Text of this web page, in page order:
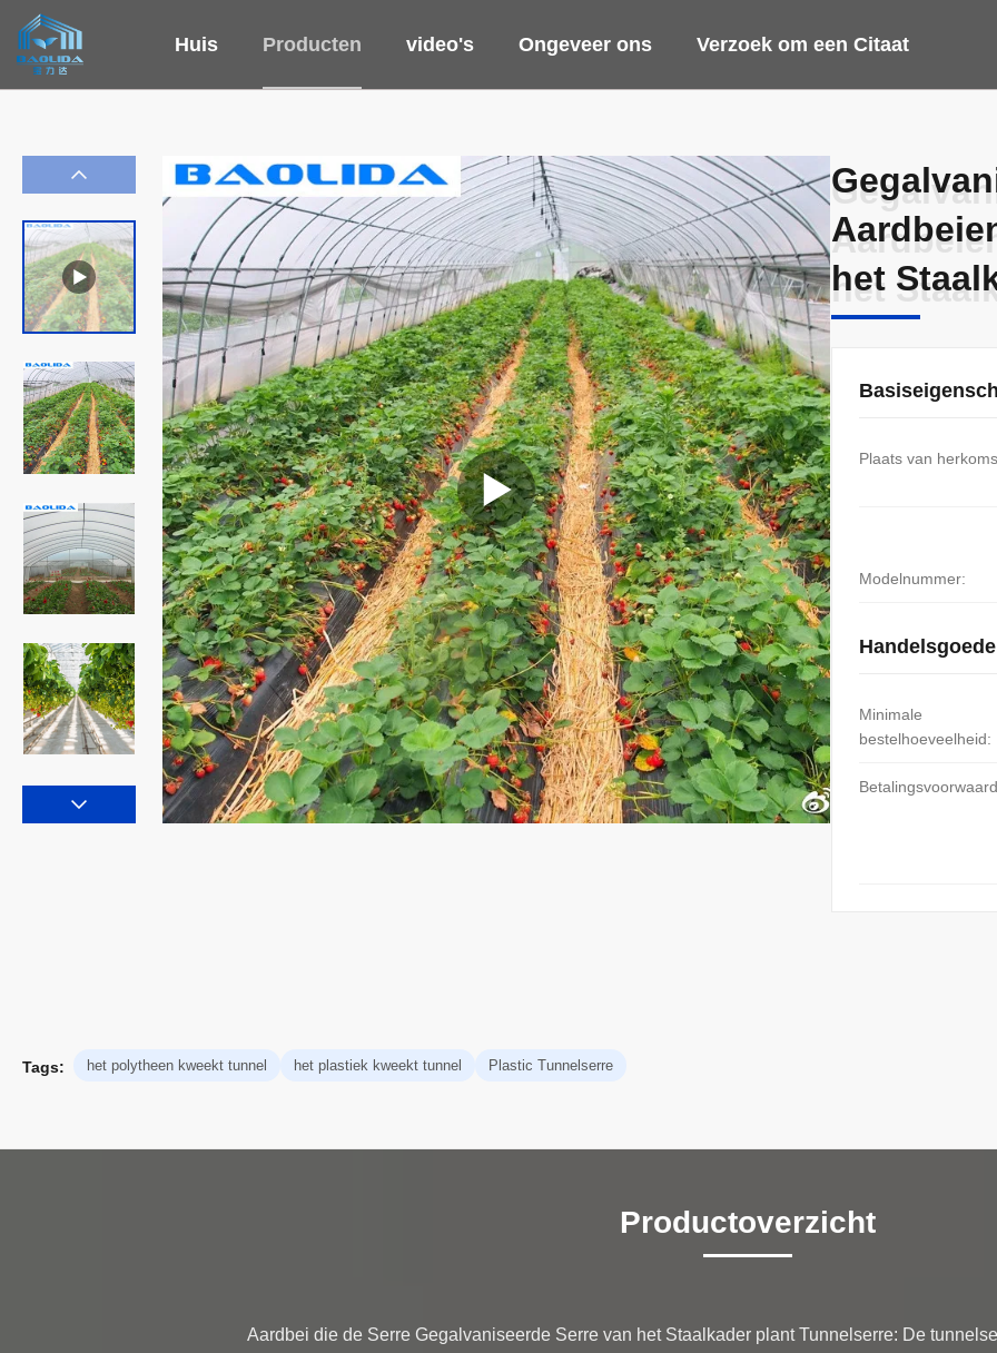
Huis Producten video's Ongeveer ons Verzoek om een Citaat
het
het
Plaats van
Modelnummer:
Minimale
bestelhoeveelheid:
Tags: het polytheen kweekt tunnel het plastiek kweekt tunnel Plastic Tunnelserre
Productoverzicht
Aardbei die de Serre Gegalvaniseerde Serre van het Staalkader plant Tunnelserre: De